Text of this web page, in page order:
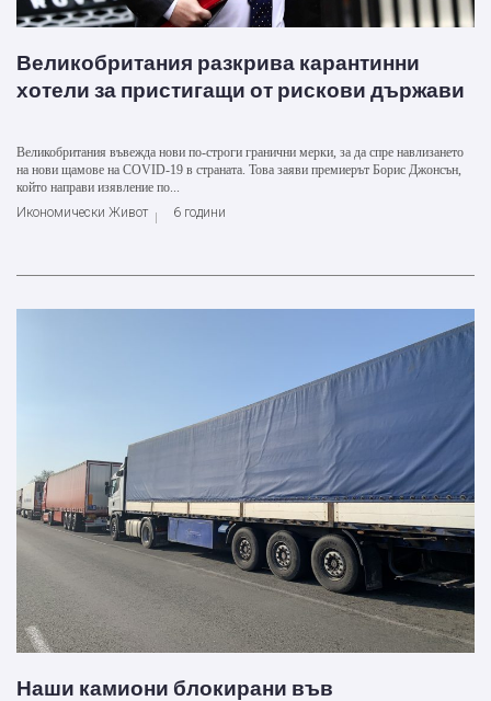
Великобритания разкрива карантинни
хотели за пристигащи от рискови държави
Великобритания въвежда нови по-строги гранични мерки, за да спре навлизането
на нови щамове на COVID-19 в страната. Това заяви премиерът Борис Джонсън,
който направи изявление по...
Икономически Живот
6 години
Наши камиони блокирани във